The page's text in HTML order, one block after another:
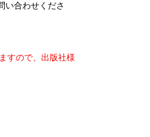
い合わせくださ
すので、出版社様